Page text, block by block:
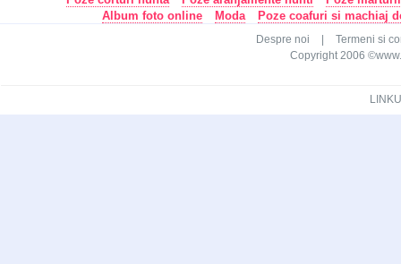
Album foto online
Moda Poze coafuri si machiaj
Despre noi
Termeni si
Copyright 2006